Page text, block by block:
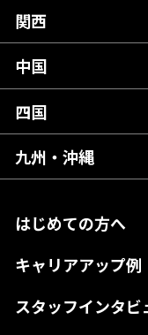
はじめての方へ
キャリアアップ例
スタッフインタビ
岩手県
宮城県
福島県
群馬県
千葉県
東京都
神奈川県
富山県
石川県
山梨県
長野県
岐阜県
静岡県
愛知県
関西
滋賀県
京都府
大阪府
奈良県
和歌山県
中国
広島県
岡山県
島根県
山口県
四国
愛媛県
徳島県
九州・沖縄